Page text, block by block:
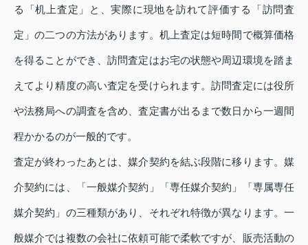
る「机上査定」と、実際に現地を訪れて評価する「訪問査
定」の二つの方法があります。机上査定は短時間で概算価格
を得ることができ、訪問査定はお宅の状態や周辺環境を踏ま
えてより精度の高い査定を受けられます。訪問査定には役所
や法務局への調査を含め、査定書が出るまで数日から一週間
程かかるのが一般的です。
査定が終わったあとは、媒介契約を結ぶ段階に移ります。媒
介契約には、「一般媒介契約」「専任媒介契約」「専属専任
媒介契約」の三種類があり、それぞれ特徴が異なります。一
般媒介では複数の会社に依頼可能で柔軟ですが、販売活動の